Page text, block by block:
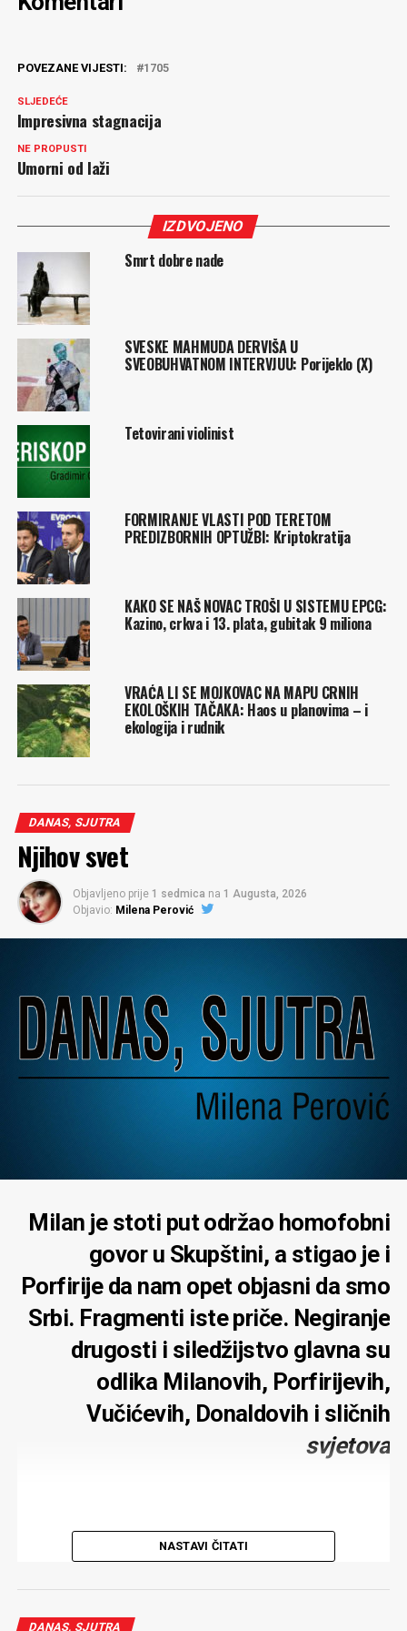
POVEZANE VIJESTI: 1705
SLJEDEĆE
Impresivna stagnacija
NE PROPUSTI
Umorni od laži
IZDVOJENO
Smrt dobre nade
SVESKE MAHMUDA DERVIŠA U
SVEOBUHVATNOM INTERVJUU: Porijeklo (X)
Tetovirani violinist
FORMIRANJE VLASTI POD TERETOM
PREDIZBORNIH OPTUŽBI: Kriptokratija
KAKO SE NAŠ NOVAC TROŠI U SISTEMU EPCG:
Kazino, crkva i 13. plata, gubitak 9 miliona
VRAĆA LI SE MOJKOVAC NA MAPU CRNIH
EKOLOŠKIH TAČAKA: Haos u planovima – i
ekologija i rudnik
DANAS, SJUTRA
Njihov svet
Objavljeno prije 1 sedmica na 1 Augusta, 2026
Objavio: Milena Perović
Milan je stoti put održao homofobni
govor u Skupštini, a stigao je i
Porfirije da nam opet objasni da smo
Srbi. Fragmenti iste priče. Negiranje
drugosti i siledžijstvo glavna su
odlika Milanovih, Porfirijevih,
Vučićevih, Donaldovih i sličnih
svjetova
Nakon što je Milan Knežević održao stoti homofobni
NASTAVI ČITATI
DANAS, SJUTRA